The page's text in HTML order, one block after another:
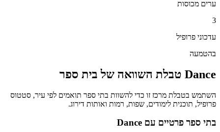
ערים מכוסות
עדכוני פרופיל
בהטמעה
Dance טבלת השוואה של בית ספר
השתמש בטבלת מרכז זו כדי להשוות בתי ספר תואמים לפי עיר, סטטוס
פרופיל, תוכנית לימודים, שפות, רמות ואותות דירוג.
בתי ספר פרטיים עם Dance